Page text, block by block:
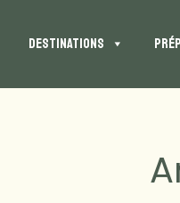
DESTINATIONS